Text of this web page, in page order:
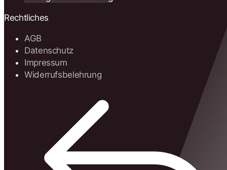
Rechtliches
AGB
Datenschutz
Impressum
Widerrufsbelehrung